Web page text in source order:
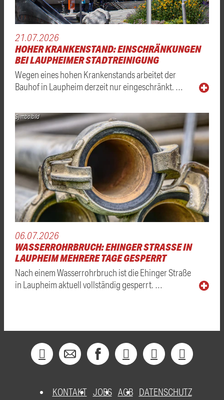
21.07.2026
HOHER KRANKENSTAND: EINSCHRÄNKUNGEN
BEI LAUPHEIMER STADTREINIGUNG
Wegen eines hohen Krankenstands arbeitet der
Bauhof in Laupheim derzeit nur eingeschränkt. …
Symbolbild
06.07.2026
WASSERROHRBRUCH: EHINGER STRASSE IN L
AUPHEIM MEHRERE TAGE GESPERRT
Nach einem Wasserrohrbruch ist die Ehinger Straße
in Laupheim aktuell vollständig gesperrt. …
KONTAKT JOBS AGB DATENSCHUTZ